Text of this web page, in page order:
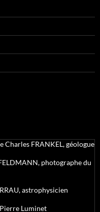
Charles FRANKEL, géologue
photographe du
astrophysicien
Luminet